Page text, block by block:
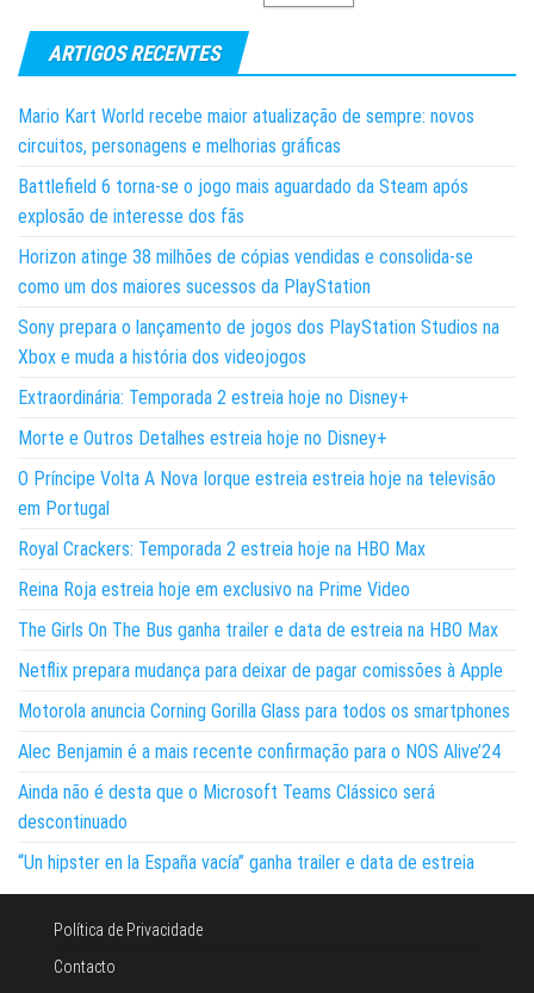
ARTIGOS RECENTES
Mario Kart World recebe maior atualização de sempre: novos
circuitos, personagens e melhorias gráficas
Battlefield 6 torna-se o jogo mais aguardado da Steam após
explosão de interesse dos fãs
Horizon atinge 38 milhões de cópias vendidas e consolida-se
como um dos maiores sucessos da PlayStation
Sony prepara o lançamento de jogos dos PlayStation Studios na
Xbox e muda a história dos videojogos
Extraordinária: Temporada 2 estreia hoje no Disney+
Morte e Outros Detalhes estreia hoje no Disney+
O Príncipe Volta A Nova Iorque estreia estreia hoje na televisão
em Portugal
Royal Crackers: Temporada 2 estreia hoje na HBO Max
Reina Roja estreia hoje em exclusivo na Prime Video
The Girls On The Bus ganha trailer e data de estreia na HBO Max
Netflix prepara mudança para deixar de pagar comissões à Apple
Motorola anuncia Corning Gorilla Glass para todos os smartphones
Alec Benjamin é a mais recente confirmação para o NOS Alive’24
Ainda não é desta que o Microsoft Teams Clássico será
descontinuado
“Un hipster en la España vacía” ganha trailer e data de estreia
Política de Privacidade
Contacto